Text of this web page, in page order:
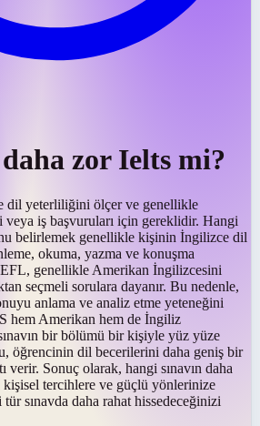
zor Ielts mi?
dil yeterliliğini ölçer ve genellikle
veya iş başvuruları için gereklidir. Hangi
belirlemek genellikle kişinin İngilizce dil
okuma, yazma ve konuşma
genellikle Amerikan İngilizcesini
seçmeli sorulara dayanır. Bu nedenle,
anlama ve analiz etme yeteneğini
hem Amerikan hem de İngiliz
bir bölümü bir kişiyle yüz yüze
öğrencinin dil becerilerini daha geniş bir
verir. Sonuç olarak, hangi sınavın daha
tercihlere ve güçlü yönlerinize
sınavda daha rahat hissedeceğinizi